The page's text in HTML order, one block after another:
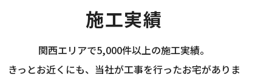
施工実績
関西エリアで5,000件以上の施工実績。
きっとお近くにも、当社が工事を行ったお宅がありま